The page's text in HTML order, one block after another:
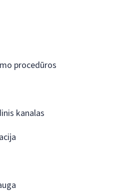
procedūros
kanalas